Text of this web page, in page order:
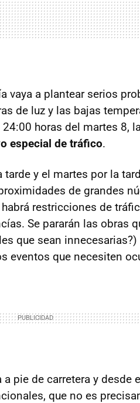
vaya a plantear serios
de luz y las bajas
horas del martes 8,
especial de tráfico.
y el martes por la
de grandes
restricciones de
Se pararán las obras
que sean
eventos que necesiten
pie de carretera y desde
que no es